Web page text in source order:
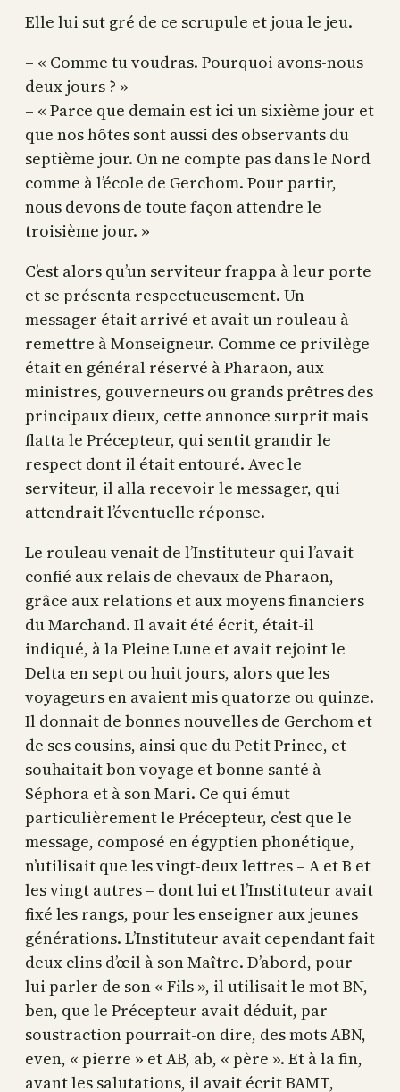
Elle lui sut gré de ce scrupule et joua le jeu.
– « Comme tu voudras. Pourquoi avons-nous
deux jours ? »
– « Parce que demain est ici un sixième jour et
que nos hôtes sont aussi des observants du
septième jour. On ne compte pas dans le Nord
comme à l’école de Gerchom. Pour partir,
nous devons de toute façon attendre le
troisième jour. »
C’est alors qu’un serviteur frappa à leur porte
et se présenta respectueusement. Un
messager était arrivé et avait un rouleau à
remettre à Monseigneur. Comme ce privilège
était en général réservé à Pharaon, aux
ministres, gouverneurs ou grands prêtres des
principaux dieux, cette annonce surprit mais
flatta le Précepteur, qui sentit grandir le
respect dont il était entouré. Avec le
serviteur, il alla recevoir le messager, qui
attendrait l’éventuelle réponse.
Le rouleau venait de l’Instituteur qui l’avait
confié aux relais de chevaux de Pharaon,
grâce aux relations et aux moyens financiers
du Marchand. Il avait été écrit, était-il
indiqué, à la Pleine Lune et avait rejoint le
Delta en sept ou huit jours, alors que les
voyageurs en avaient mis quatorze ou quinze.
Il donnait de bonnes nouvelles de Gerchom et
de ses cousins, ainsi que du Petit Prince, et
souhaitait bon voyage et bonne santé à
Séphora et à son Mari. Ce qui émut
particulièrement le Précepteur, c’est que le
message, composé en égyptien phonétique,
n’utilisait que les vingt-deux lettres – A et B et
les vingt autres – dont lui et l’Instituteur avait
fixé les rangs, pour les enseigner aux jeunes
générations. L’Instituteur avait cependant fait
deux clins d’œil à son Maître. D’abord, pour
lui parler de son « Fils », il utilisait le mot BN,
ben, que le Précepteur avait déduit, par
soustraction pourrait-on dire, des mots ABN,
even, « pierre » et AB, ab, « père ». Et à la fin,
avant les salutations, il avait écrit BAMT,